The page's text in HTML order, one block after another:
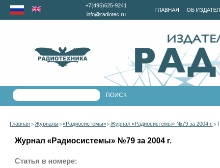
ГЛАВНАЯ ОБ
+7(495)625-9241
info@radiotec.ru
Главная > Журналы > «Радиосистемы» > Журнал «Радиосистемы» №79 за 2004 г. >
Журнал «Радиосистемы» №79 за 2004 г.
Статья в номере: